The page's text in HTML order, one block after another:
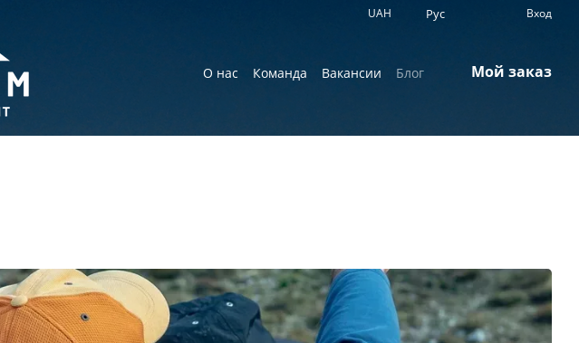
UAH Рус Вход
О нас Команда Вакансии Блог Мой заказ